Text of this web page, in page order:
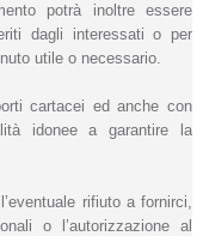
potrà inoltre essere
dagli interessati o per
utile o necessario.
cartacei ed anche con
idonee a garantire la
rifiuto a fornirci,
o l’autorizzazione al